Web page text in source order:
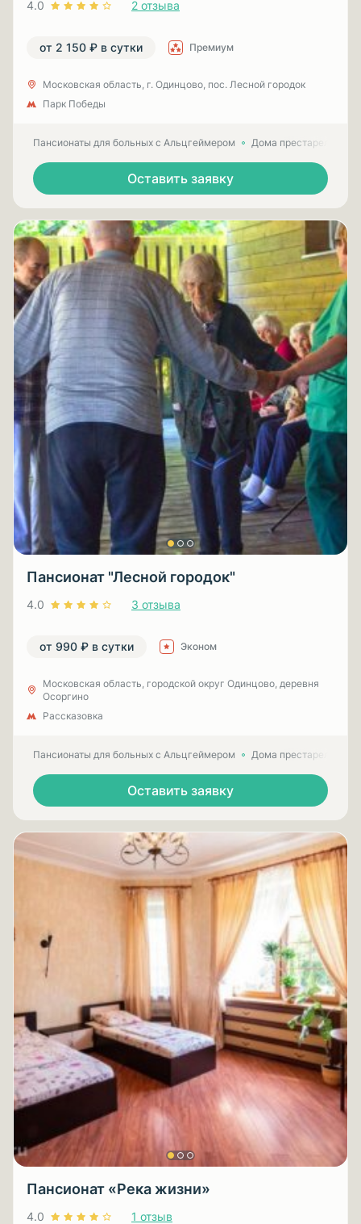
4.0 2 отзыва
от 2 150 ₽ в сутки Премиум
Московская область, г. Одинцово, пос. Лесной городок
Парк Победы
Пансионаты для больных с Альцгеймером Дома престарелых
Оставить заявку
Пансионат "Лесной городок"
4.0 3 отзыва
от 990 ₽ в сутки Эконом
Московская область, городской округ Одинцово, деревня
Осоргино
Рассказовка
Пансионаты для больных с Альцгеймером Дома престарелых
Оставить заявку
Пансионат «Река жизни»
4.0 1 отзыв